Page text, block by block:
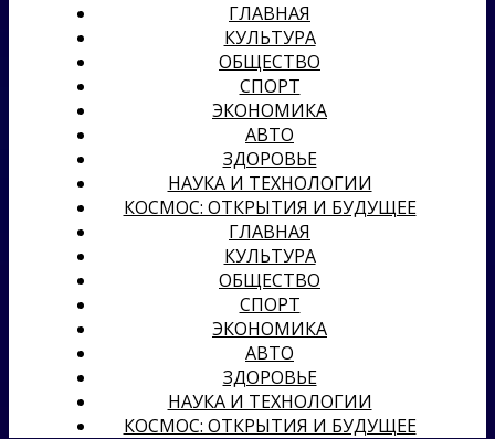
ГЛАВНАЯ
КУЛЬТУРА
ОБЩЕСТВО
СПОРТ
ЭКОНОМИКА
АВТО
ЗДОРОВЬЕ
НАУКА И ТЕХНОЛОГИИ
КОСМОС: ОТКРЫТИЯ И БУДУЩЕЕ
ГЛАВНАЯ
КУЛЬТУРА
ОБЩЕСТВО
СПОРТ
ЭКОНОМИКА
АВТО
ЗДОРОВЬЕ
НАУКА И ТЕХНОЛОГИИ
КОСМОС: ОТКРЫТИЯ И БУДУЩЕЕ